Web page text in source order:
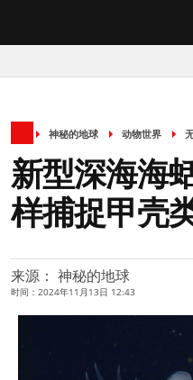
神秘的地球 动物世界
新型深海海
样捕捉甲壳
来源： 神秘的地球
时间：2024年11月13日 12:43